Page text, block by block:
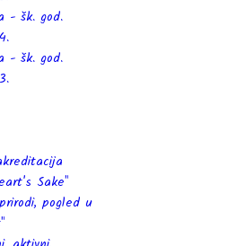
- šk. god.
- šk. god.
Sake"
pogled u